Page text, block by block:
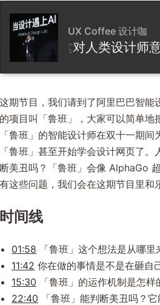
UX Coffee 设计咖
页了，这对人类设计师意
这期节目，我们请到了阿里巴巴智能
的项目叫「鲁班」，大家可以简单地
「鲁班」的智能设计师在双十一期
「鲁班」甚至开始学会设计网页了
断美丑吗？「鲁班」会像 AlphaGo
有这些问题，我们会在这期节目里和
时间线
01:58 「鲁班」这个想法是从哪里
11:42 你在做的事情是不是在砸自
15:30 「鲁班」的运作机制是怎样
22:40 「鲁班」能判断美丑吗？